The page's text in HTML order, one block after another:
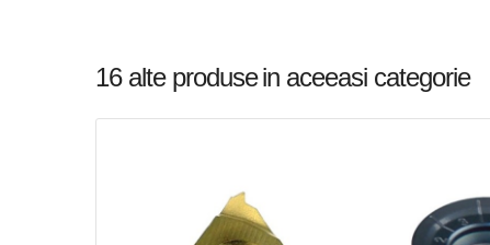
16 alte produsein aceeasi categorie